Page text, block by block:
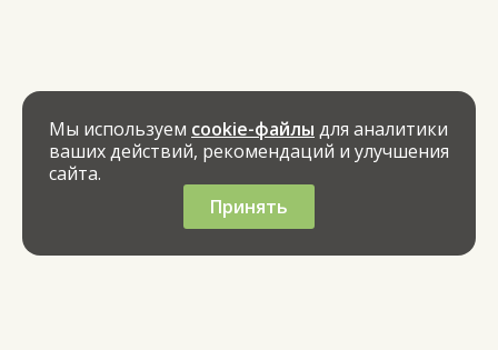
Мы используем cookie-файлы для аналитики
ваших действий, рекомендаций и улучшения
сайта.
Принять